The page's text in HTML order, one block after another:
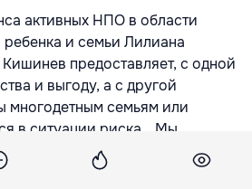
активных НПО в области
и семьи Лилиана
Кишинев предоставляет, с одной
и выгоду, а с другой
многодетным семьям или
в ситуации риска. „Мы
шести месяцев у нас будет
Лилиана Ротару, ссылаясь на